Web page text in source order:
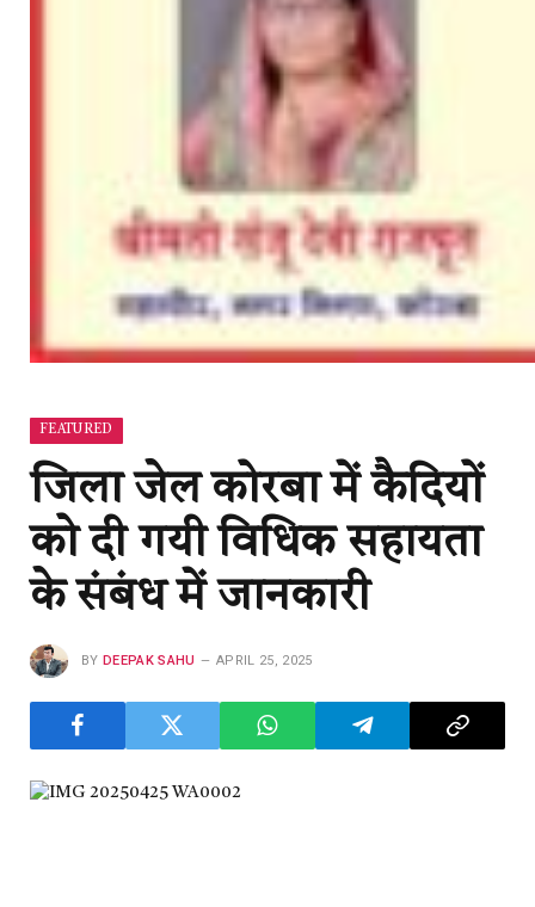
FEATURED
जिला जेल कोरबा में कैदियों
को दी गयी विधिक सहायता
के संबंध में जानकारी
BY DEEPAK SAHU APRIL 25, 2025